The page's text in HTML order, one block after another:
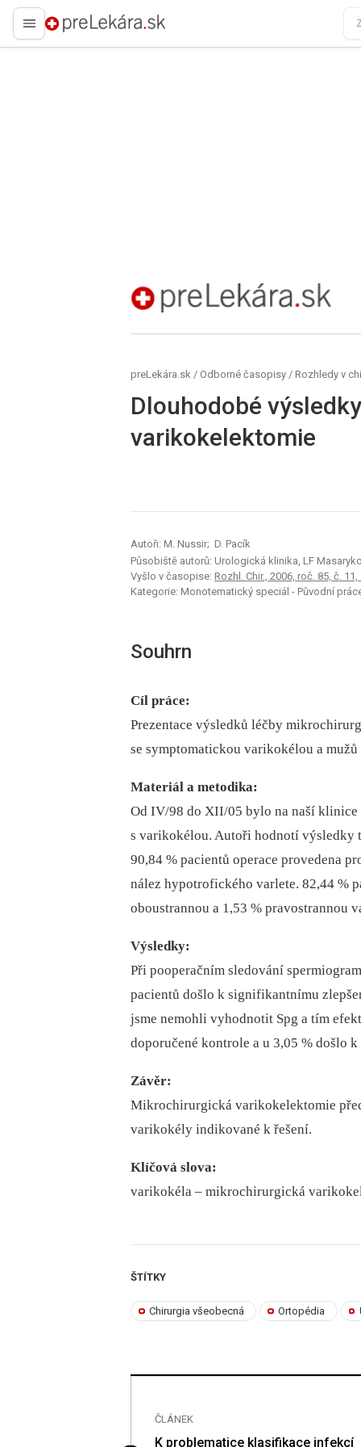
preLekára.sk
preLekára.sk
preLekára.sk / Odborné časopisy / Rozhledy v
Dlouhodobé
varikokelektomie
Autoři: M. Nussir; D. Pacík
Působiště autorů: Urologická klinika, LF
Vyšlo v časopise: Rozhl. Chir., 2006, roč. 85, č.
Kategorie: Monotematický speciál - Původní
Souhrn
Cíl práce:
Prezentace výsledků léčby
se symptomatickou varikokélou a
Materiál a metodika:
Od IV/98 do XII/05 bylo na naší klinice
s varikokélou. Autoři hodnotí výsledky
90,84 % pacientů operace provedena
nález hypotrofického varlete. 82,44 %
oboustrannou a 1,53 % pravostrannou
Výsledky:
Při pooperačním sledování
pacientů došlo k signifikantnímu
jsme nemohli vyhodnotit Spg a tím
doporučené kontrole a u 3,05 % došlo
Závěr:
Mikrochirurgická varikokelektomie
varikokély indikované k řešení.
Klíčová slova:
varikokéla –⁠ mikrochirurgická
ŠTÍTKY
Chirurgia všeobecná Ortopédia
ČLÁNEK
K problematice klasifikace infekcí